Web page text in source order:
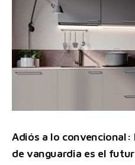
Adiós a lo convencional:
de vanguardia es el